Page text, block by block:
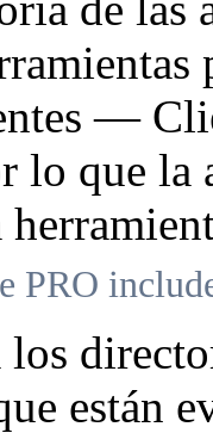
—
que la
PRO
los
están